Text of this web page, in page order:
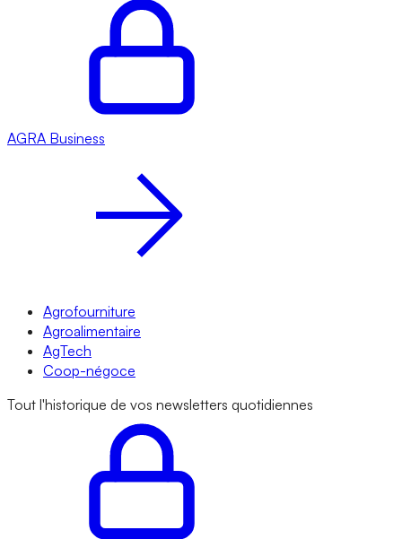
AGRA Business
Agrofourniture
Agroalimentaire
AgTech
Coop-négoce
Tout l'historique de vos newsletters quotidiennes